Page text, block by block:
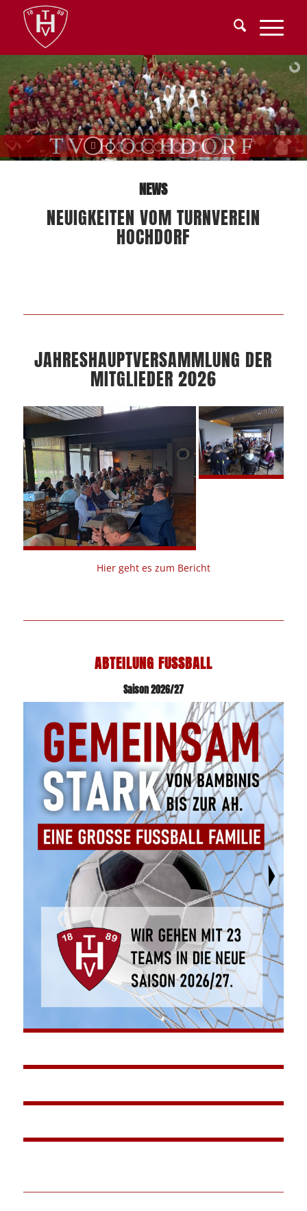
TV HOCHDORF
NEWS
NEUIGKEITEN VOM TURNVEREIN
HOCHDORF
JAHRESHAUPTVERSAMMLUNG DER
MITGLIEDER 2026
Hier geht es zum Bericht
ABTEILUNG FUSSBALL
Saison 2026/27